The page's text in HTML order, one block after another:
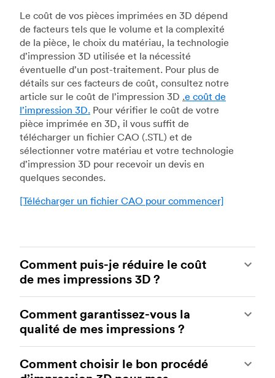
Le coût de vos pièces imprimées en 3D dépend
de facteurs tels que le volume et la complexité
de la pièce, le choix du matériau, la technologie
d’impression 3D utilisée et la nécessité
éventuelle d’un post-traitement. Pour plus de
détails sur ces facteurs de coût, consultez notre
article sur le coût de l’impression 3D .e coût de
l’impression 3D. Pour vérifier le coût de votre
pièce imprimée en 3D, il vous suffit de
télécharger un fichier CAO (.STL) et de
sélectionner votre matériau et votre technologie
d’impression 3D pour recevoir un devis en
quelques secondes.
[Télécharger un fichier CAO pour commencer]
Comment puis-je réduire le coût
de mes impressions 3D ?
nécessaire de comprendre l’impact de certains
facteurs sur le coût. Les principaux facteurs qui
influencent le coût sont le type de matériau, le
volume individuel de la pièce, la technologie
d’impression et les exigences de post-
Comment garantissez-vous la
qualité de mes impressions ?
d’impression 3D expérimentés de notre réseau.
Comment choisir le bon procédé